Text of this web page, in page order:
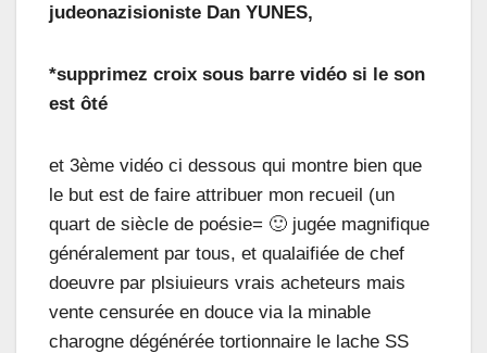
judeonazisioniste Dan YUNES,
*supprimez croix sous barre vidéo si le son
est ôté
et 3ème vidéo ci dessous qui montre bien que
le but est de faire attribuer mon recueil (un
quart de siècle de poésie= 🙂 jugée magnifique
généralement par tous, et qualaifiée de chef
doeuvre par plsiuieurs vrais acheteurs mais
vente censurée en douce via la minable
charogne dégénérée tortionnaire le lache SS